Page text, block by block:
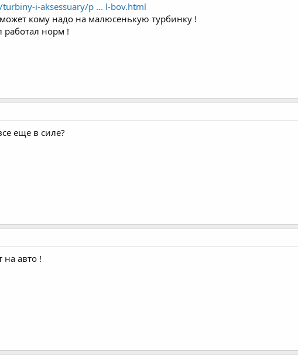
i-aksessuary/p ... l-bov.html
кому надо на малюсенькую турбинку !
работал норм !
еще в силе?
на авто !